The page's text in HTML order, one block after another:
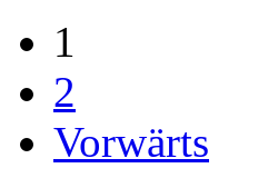
1
2
Vorwärts